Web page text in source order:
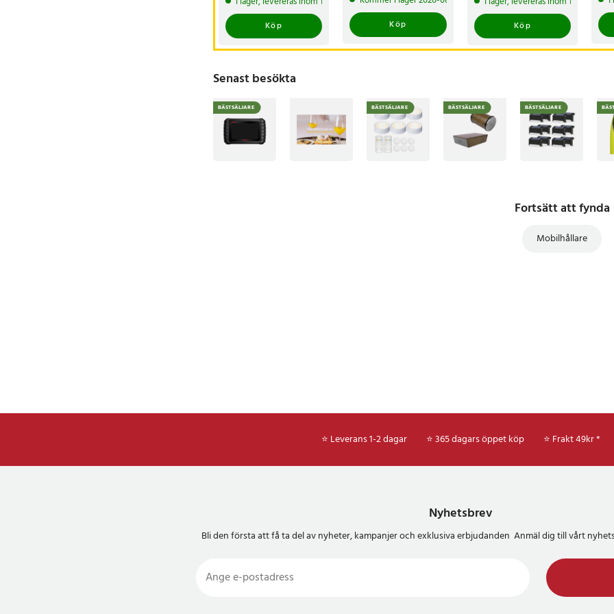
199 kr
Köp
Köp
349 kr
Köp
Senast besökta
BÄSTSÄLJARE BÄSTSÄLJARE BÄSTSÄLJARE BÄSTSÄLJARE
Fortsätt att fynda
Mobilhållare
⭐ Leverans 1-2 dagar ⭐ 365 dagars öppet köp ⭐ Frakt 49kr *
Nyhetsbrev
Bli den första att få ta del av nyheter, kampanjer och exklusiva erbjudanden Anmäl dig till vårt